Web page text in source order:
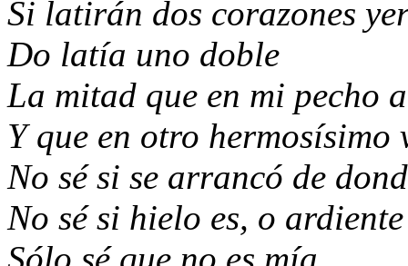
Si latirán dos corazones
Do latía uno doble
La mitad que en mi pecho
Y que en otro hermosísimo
No sé si se arrancó de
No sé si hielo es, o
Sólo sé que no es mía